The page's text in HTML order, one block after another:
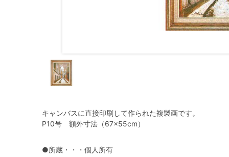
キャンバスに直接印刷して作られた複製画です。
P10号 額外寸法（67×55cm）
●所蔵・・・個人所有